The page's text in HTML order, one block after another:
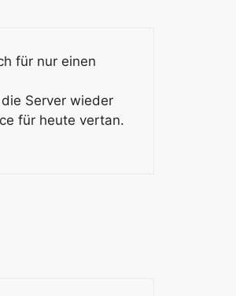
für nur einen
Server wieder
für heute vertan.